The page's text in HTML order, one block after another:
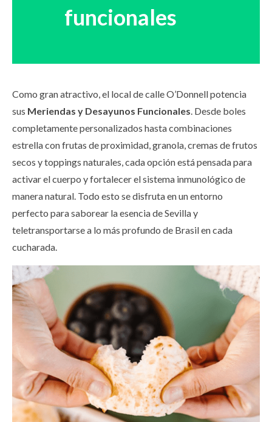
funcionales
Como gran atractivo, el local de calle O’Donnell potencia
sus Meriendas y Desayunos Funcionales. Desde boles
completamente personalizados hasta combinaciones
estrella con frutas de proximidad, granola, cremas de frutos
secos y toppings naturales, cada opción está pensada para
activar el cuerpo y fortalecer el sistema inmunológico de
manera natural. Todo esto se disfruta en un entorno
perfecto para saborear la esencia de Sevilla y
teletransportarse a lo más profundo de Brasil en cada
cucharada.